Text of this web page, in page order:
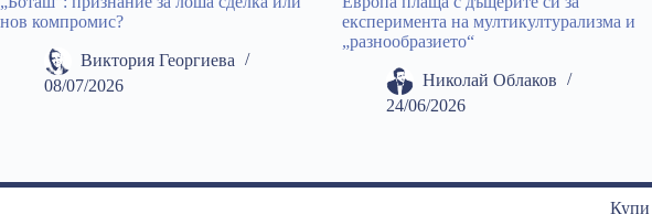
нов компромис?
Виктория Георгиева
08/07/2026
експеримента на мултикултурализма и
„разнообразието“
Николай Облаков
24/06/2026
Купи